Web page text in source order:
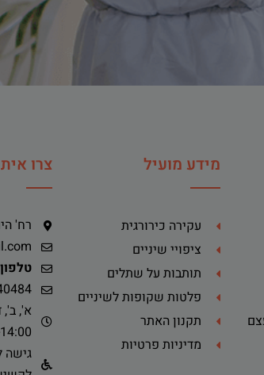
מידע מועיל
עקירה כירורגית
ציפויי שיניים
תותבות על שתלים
פלטות שקופות לשיניים
תקנון האתר
מדיניות פרטיות
צרו
רח' הירדן
09:00-14:00
גישה